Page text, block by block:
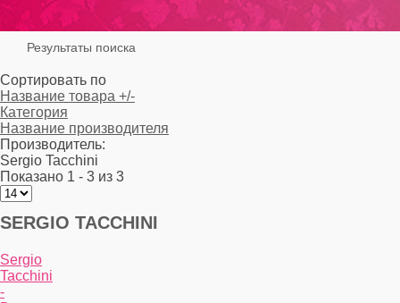
Результаты поиска
Сортировать по
Название товара +/-
Категория
Название производителя
Производитель:
Sergio Tacchini
Показано 1 - 3 из 3
SERGIO TACCHINI
Sergio
Tacchini
-